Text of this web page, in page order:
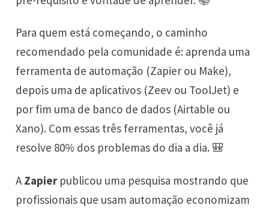
Para quem está começando, o caminho
recomendado pela comunidade é: aprenda uma
ferramenta de automação (Zapier ou Make),
depois uma de aplicativos (Zeev ou ToolJet) e
por fim uma de banco de dados (Airtable ou
Xano). Com essas três ferramentas, você já
resolve 80% dos problemas do dia a dia. 🎒
A Zapierpublicou uma pesquisa mostrando que
profissionais que usam automação economizam